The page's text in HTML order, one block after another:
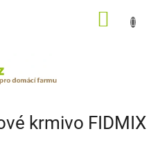
krmivo FIDMIX